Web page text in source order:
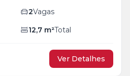
2Vagas
12,7 m²Total
Ver Detalhes